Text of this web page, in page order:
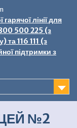
лінії для
500 225 (з
та 116 111 (з
підтримки з
№2